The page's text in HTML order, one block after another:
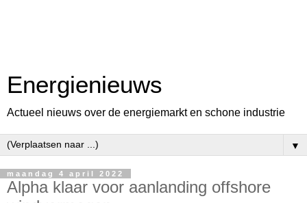
Energienieuws
Actueel nieuws over de energiemarkt en schone industrie
▼
maandag 4 april 2022
Alpha klaar voor aanlanding offshore